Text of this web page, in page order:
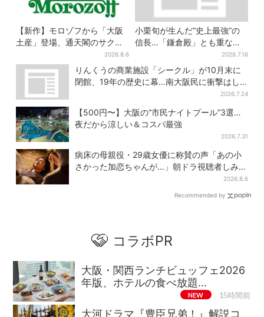
【新作】モロゾフから「大阪
土産」登場、通天閣のサクサ
クスイーツ 6カ所で順次発売
2026.8.6
小栗旬が生んだ“史上最強”の
信長…「鎌倉殿」とも重な
る、にじむ悲しみが“名人
芸”【豊臣兄弟】
2026.7.16
りんくうの商業施設「シークル」が10月末に
閉館、19年の歴史に幕…南大阪民に衝撃はし
2026.7.24
【500円〜】大阪の“市民ナイトプール”3選…
夜だから涼しい＆コスパ最強
2026.7.31
病床の母親役・29歳女優に称賛の声「あの小
さかった加恋ちゃんが…」朝ドラ視聴者しみじ
2026.8.6
Recommended by
コラボPR
大阪・関西ランチビュッフェ2026
年版、ホテルの食べ放題…
NEW 15時間前
大河ドラマ『豊臣兄弟！』解説コ